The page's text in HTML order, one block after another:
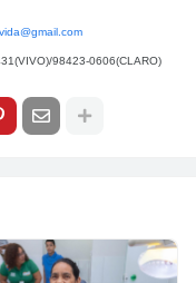
98423-0606(CLARO)